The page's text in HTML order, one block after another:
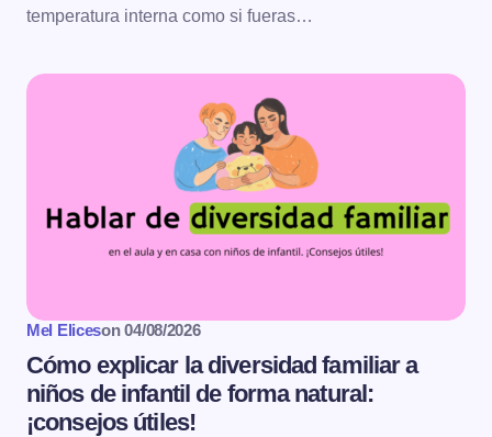
temperatura interna como si fueras…
Mel Eliceson 04/08/2026
Cómo explicar la diversidad familiar a
niños de infantil de forma natural:
¡consejos útiles!